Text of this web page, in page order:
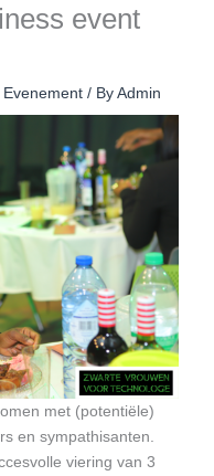
event
Evenement/ ByAdmin
met (potentiële)
en sympathisanten.
viering van 3